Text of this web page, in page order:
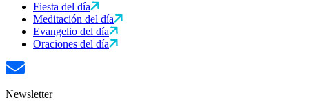
Fiesta del día
Meditación del día
Evangelio del día
Oraciones del día
Newsletter